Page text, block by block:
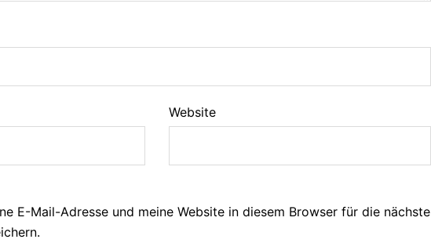
Website
E-Mail-Adresse und meine Website in diesem Browser für die nächste